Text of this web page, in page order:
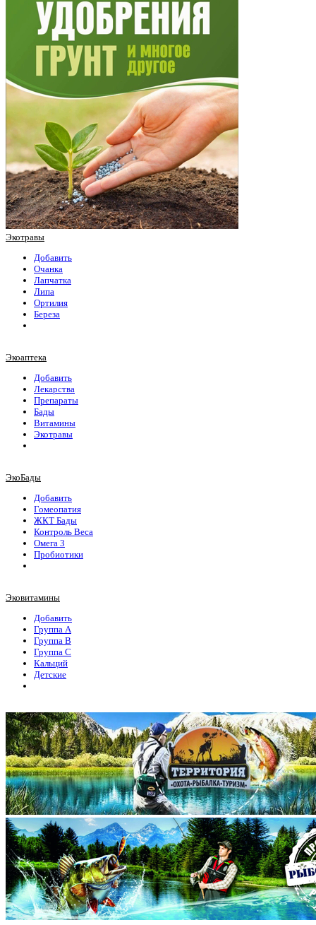
Экотравы
Добавить
Очанка
Лапчатка
Липа
Ортилия
Береза
Экоаптека
Добавить
Лекарства
Препараты
Бады
Витамины
Экотравы
ЭкоБады
Добавить
Гомеопатия
ЖКТ Бады
Контроль Веса
Омега 3
Пробиотики
Эковитамины
Добавить
Группа А
Группа В
Группа С
Кальций
Детские